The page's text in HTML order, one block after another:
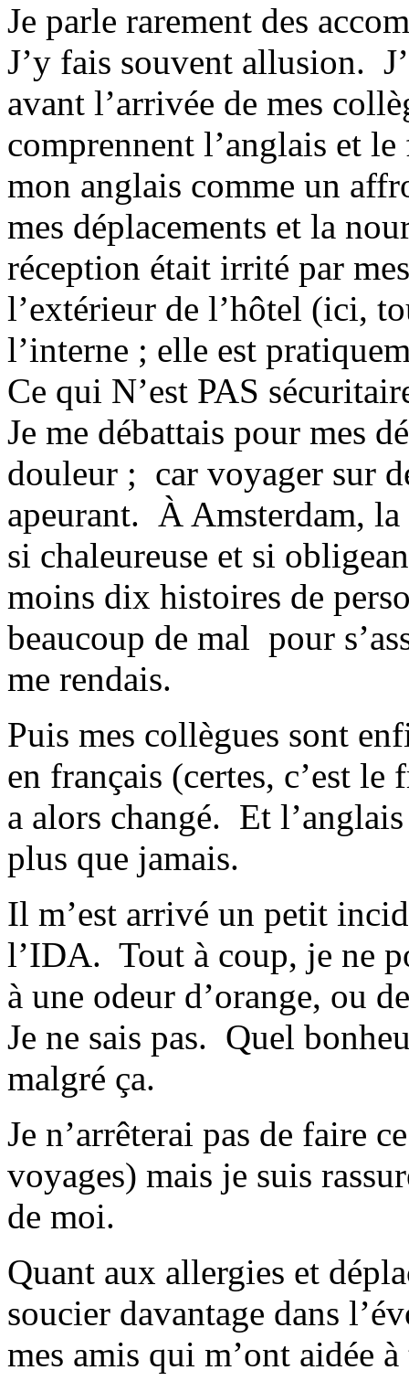
Je parle rarement des
J’y fais souvent allusion.
avant l’arrivée de mes
comprennent l’anglais et
mon anglais comme un
mes déplacements et la
réception était irrité par
l’extérieur de l’hôtel (ici,
l’interne ; elle est
Ce qui N’est PAS
Je me débattais pour mes
douleur ; car voyager sur
apeurant. À Amsterdam,
si chaleureuse et si
moins dix histoires de
beaucoup de mal pour
me rendais.
Puis mes collègues sont
en français (certes, c’est
a alors changé. Et
plus que jamais.
Il m’est arrivé un petit
l’IDA. Tout à coup, je ne
à une odeur d’orange, ou
Je ne sais pas. Quel
malgré ça.
Je n’arrêterai pas de faire
voyages) mais je suis
de moi.
Quant aux allergies et
soucier davantage dans
mes amis qui m’ont aidée